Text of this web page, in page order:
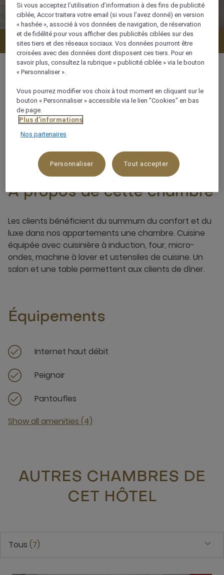
Vérifier la disponibilité
60 m²
4 x
À propos de cette chambre
Les clients bénéficient du summum du confort et du
luxe dans nos appartements une chambre. Cuisine
équipée avec cuisinière à induction, four, micro-
ondes, machine à laver et ustensiles de cuisine. Un
salon et une table permettent aux clients de dîner.
Équipements
Internet haut débit
Peignoir
Pantoufles
Show all amenities (4)
AUTRES CHAMBRES DE
CET HÔTEL
Tous 7
Si vous acceptez l’utilisation d’information à des fins de publicité
ciblée, Accor traitera votre email (si vous l’avez donné) en version
« hashée », associé à vos données de navigation, de réservation
et de fidélité pour vous afficher des publicités ciblées sur des
sites tiers et des réseaux sociaux. Vos données pourront être
croisées avec des données dont disposent ces tiers. Pour en
savoir plus, consultez la rubrique « publicité ciblée » via le bouton
« Personnaliser ».
Vous pourrez modifier vos choix à tout moment en cliquant sur le
bouton « Personnaliser » accessible via le lien "Cookies" en bas
de page.
Plus d'informations
Nos partenaires
Personnaliser Tout accepter